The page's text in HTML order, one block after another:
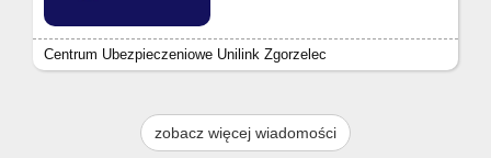
Centrum Ubezpieczeniowe Unilink Zgorzelec
zobacz więcej wiadomości